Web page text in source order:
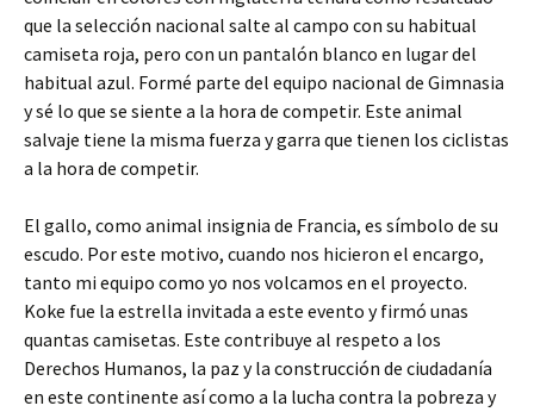
que la selección nacional salte al campo con su habitual
camiseta roja, pero con un pantalón blanco en lugar del
habitual azul. Formé parte del equipo nacional de Gimnasia
y sé lo que se siente a la hora de competir. Este animal
salvaje tiene la misma fuerza y garra que tienen los ciclistas
a la hora de competir.
El gallo, como animal insignia de Francia, es símbolo de su
escudo. Por este motivo, cuando nos hicieron el encargo,
tanto mi equipo como yo nos volcamos en el proyecto.
Koke fue la estrella invitada a este evento y firmó unas
quantas camisetas. Este contribuye al respeto a los
Derechos Humanos, la paz y la construcción de ciudadanía
en este continente así como a la lucha contra la pobreza y